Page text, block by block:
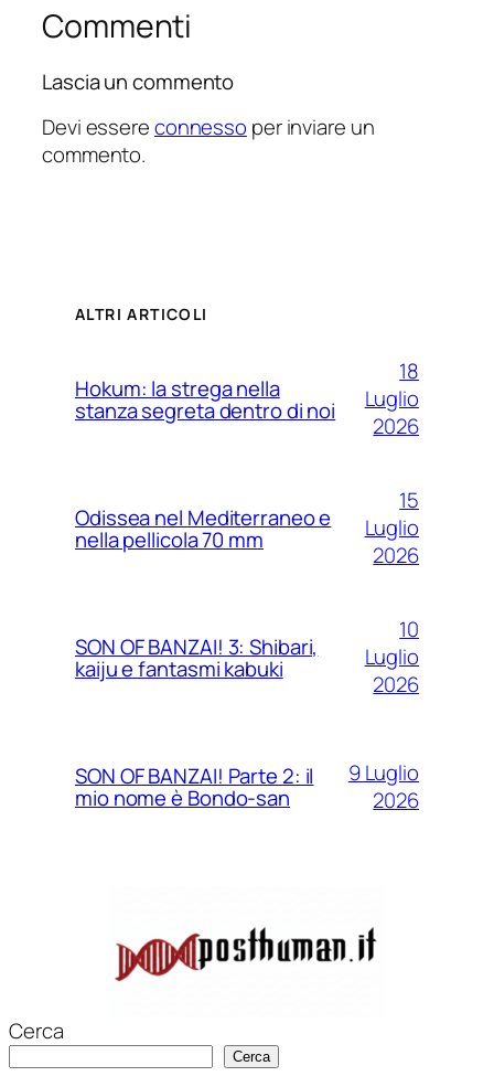
Commenti
Lascia un commento
Devi essereconnesso per inviare un
commento.
ALTRI ARTICOLI
Hokum: la strega nella
stanza segreta dentro di noi
18
Luglio
2026
Odissea nel Mediterraneo e
nella pellicola 70 mm
15
Luglio
2026
SON OF BANZAI! 3: Shibari,
kaiju e fantasmi kabuki
10
Luglio
2026
SON OF BANZAI! Parte 2: il
mio nome è Bondo-san
9 Luglio
2026
Cerca
Cerca